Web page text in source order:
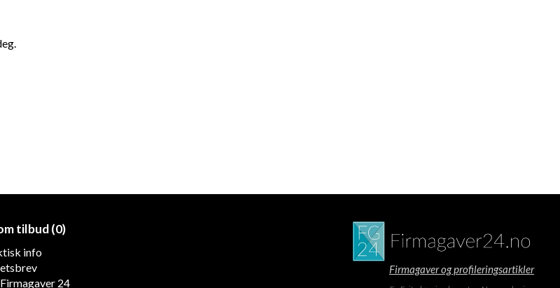
tilbud (0)
info
24
Firmagaver og profileringsartikler